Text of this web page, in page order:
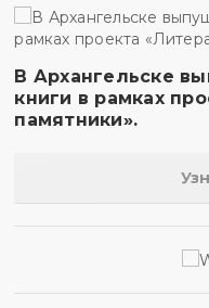
В Архангельске
книги в рамках
памятники».